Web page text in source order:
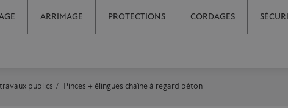
ARRIMAGE PROTECTIONS CORDAGES
publics Pinces + élingues chaîne à regard béton